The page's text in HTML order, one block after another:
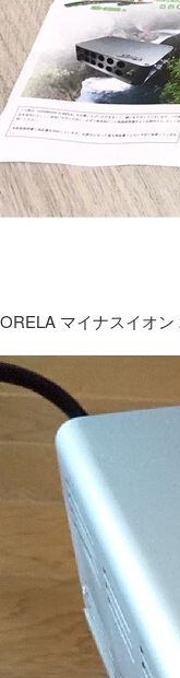
ORELA マイナスイオ